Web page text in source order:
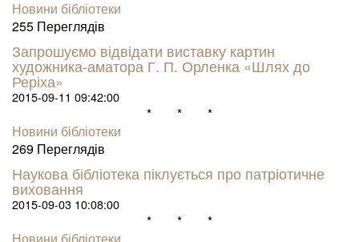
Новини бібліотеки
255 Пере­гля­дів
Запрошуємо відвідати виставку картин
художника-аматора Г. П. Орленка «Шлях до
Реріха»
2015-09-11 09:42:00
* * *
Новини бібліотеки
269 Пере­гля­дів
Наукова бібліотека піклується про патріотичне
виховання
2015-09-03 10:08:00
* * *